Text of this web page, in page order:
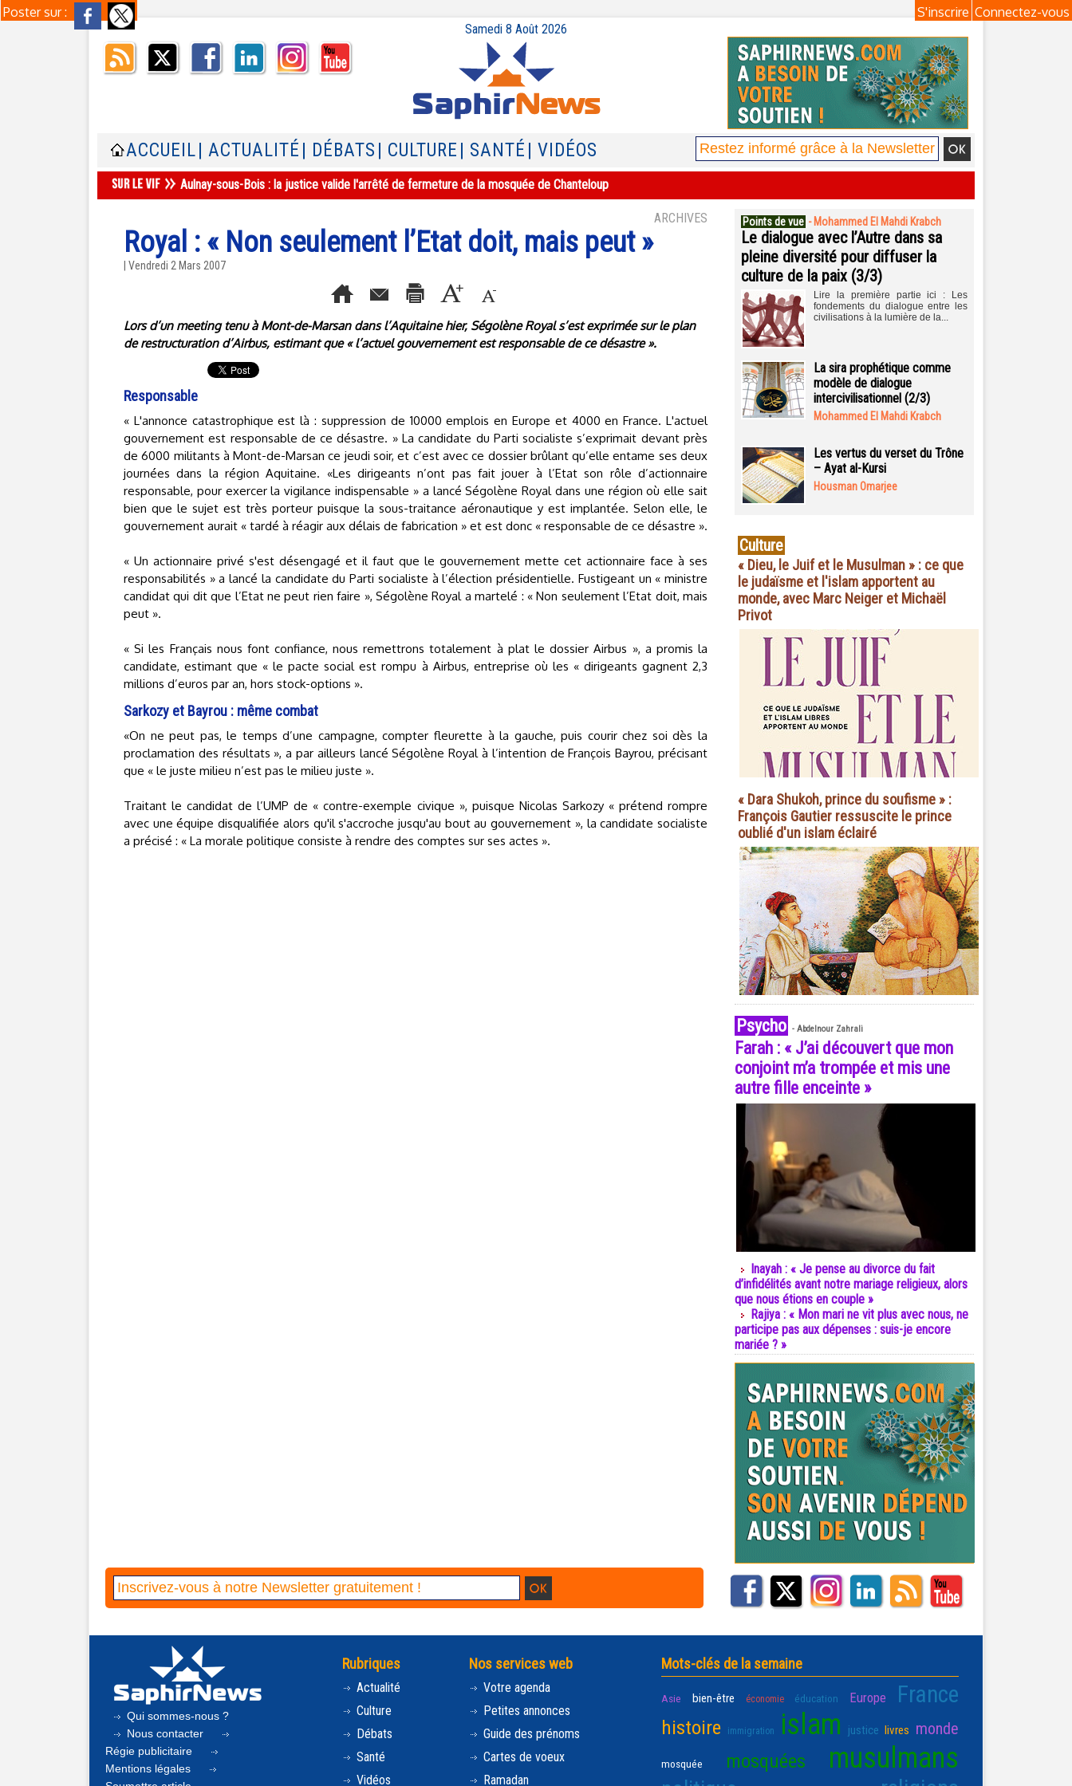
Poster sur : Connectez-vous
S'inscrire
Samedi 8 Août 2026
ACCUEIL | ACTUALITÉ | DÉBATS | CULTURE | SANTÉ | VIDÉOS
Aulnay-sous-Bois : la justice valide l'arrêté de fermeture de la mosquée de Chanteloup
ARCHIVES
Royal : « Non seulement l’Etat doit, mais peut »
| Vendredi 2 Mars 2007
Lors d’un meeting tenu à Mont-de-Marsan dans l’Aquitaine hier, Ségolène Royal s’est exprimée sur le plan
de restructuration d’Airbus, estimant que « l’actuel gouvernement est responsable de ce désastre ».
Responsable
« L'annonce catastrophique est là : suppression de 10000 emplois en Europe et 4000 en France. L'actuel
gouvernement est responsable de ce désastre. » La candidate du Parti socialiste s’exprimait devant près
de 6000 militants à Mont-de-Marsan ce jeudi soir, et c’est avec ce dossier brûlant qu’elle entame ses deux
journées dans la région Aquitaine. «Les dirigeants n’ont pas fait jouer à l’Etat son rôle d’actionnaire
responsable, pour exercer la vigilance indispensable » a lancé Ségolène Royal dans une région où elle sait
bien que le sujet est très porteur puisque la sous-traitance aéronautique y est implantée. Selon elle, le
gouvernement aurait « tardé à réagir aux délais de fabrication » et est donc « responsable de ce désastre ».
« Un actionnaire privé s'est désengagé et il faut que le gouvernement mette cet actionnaire face à ses
responsabilités » a lancé la candidate du Parti socialiste à l’élection présidentielle. Fustigeant un « ministre
candidat qui dit que l’Etat ne peut rien faire », Ségolène Royal a martelé : « Non seulement l’Etat doit, mais
peut ».
« Si les Français nous font confiance, nous remettrons totalement à plat le dossier Airbus », a promis la
candidate, estimant que « le pacte social est rompu à Airbus, entreprise où les « dirigeants gagnent 2,3
millions d’euros par an, hors stock-options ».
Sarkozy et Bayrou : même combat
«On ne peut pas, le temps d’une campagne, compter fleurette à la gauche, puis courir chez soi dès la
proclamation des résultats », a par ailleurs lancé Ségolène Royal à l’intention de François Bayrou, précisant
que « le juste milieu n’est pas le milieu juste ».
Traitant le candidat de l’UMP de « contre-exemple civique », puisque Nicolas Sarkozy « prétend rompre
avec une équipe disqualifiée alors qu'il s'accroche jusqu'au bout au gouvernement », la candidate socialiste
a précisé : « La morale politique consiste à rendre des comptes sur ses actes ».
Points de vue - Mohammed El Mahdi Krabch
Le dialogue avec l’Autre dans sa
pleine diversité pour diffuser la
culture de la paix (3/3)
Lire la première partie ici : Les
fondements du dialogue entre les
civilisations à la lumière de la...
La sira prophétique comme
modèle de dialogue
intercivilisationnel (2/3)
Mohammed El Mahdi Krabch
Les vertus du verset du Trône
– Ayat al-Kursi
Housman Omarjee
Culture
« Dieu, le Juif et le Musulman » : ce que
le judaïsme et l'islam apportent au
monde, avec Marc Neiger et Michaël
Privot
« Dara Shukoh, prince du soufisme » :
François Gautier ressuscite le prince
oublié d'un islam éclairé
Psycho - Abdelnour Zahrali
Farah : « J’ai découvert que mon
conjoint m’a trompée et mis une
autre fille enceinte »
Inayah : « Je pense au divorce du fait
d’infidélités avant notre mariage religieux, alors
que nous étions en couple »
Rajiya : « Mon mari ne vit plus avec nous, ne
participe pas aux dépenses : suis-je encore
mariée ? »
Qui sommes-nous ?
Nous contacter
Régie publicitaire
Mentions légales
Rubriques
Actualité
Culture
Débats
Santé
Vidéos
Nos services web
Votre agenda
Petites annonces
Guide des prénoms
Cartes de voeux
Ramadan
Mots-clés de la semaine
Asie bien-être économie éducation Europe France
histoire immigration islam justice livres monde
mosquée mosquées musulmans